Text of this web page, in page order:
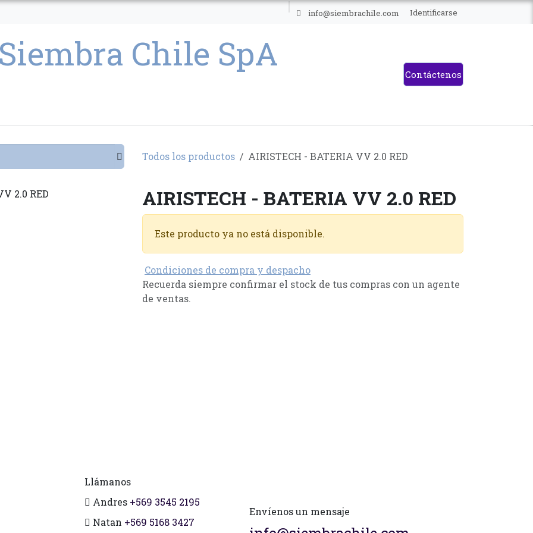
info@siembrachile.com Identificarse
Contáctenos
Todos los productos AIRISTECH - BATERIA VV 2.0 RED
AIRISTECH - BATERIA VV 2.0 RED
Este producto ya no está disponible.
Condiciones de compra y despacho
Recuerda siempre confirmar el stock de tus compras con un agente
de ventas.
Llámanos
Andres +569 3545 2195
Natan +569 5168 3427
Envíenos un mensaje